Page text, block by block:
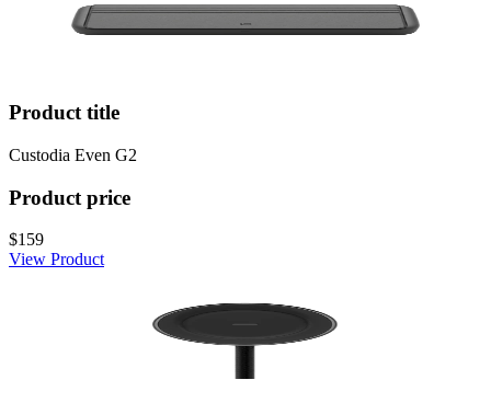
Product title
Custodia Even G2
Product price
$159
View Product